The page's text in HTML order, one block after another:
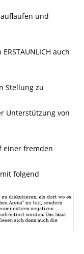
und
auch
Stellung zu
Unterstützung von
einer fremden
folgend